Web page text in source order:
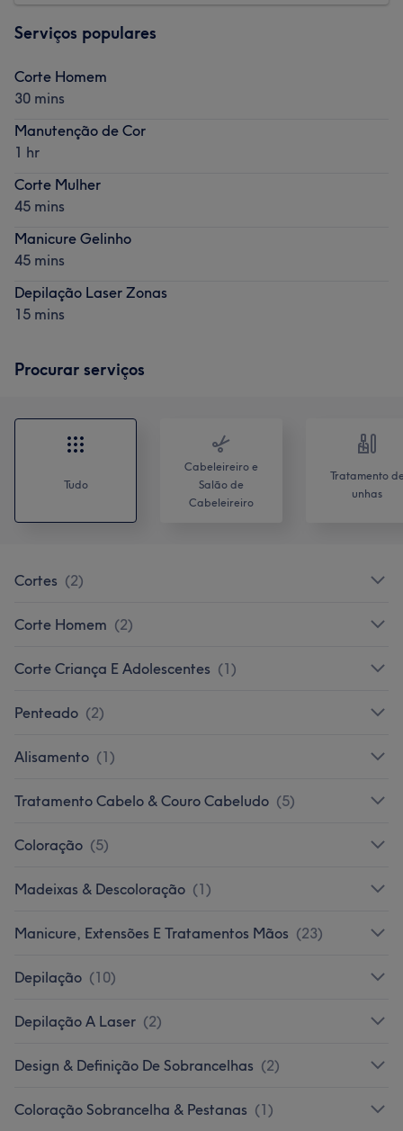
Serviços populares
Corte Homem
30 mins
Manutenção de Cor
1 hr
Corte Mulher
45 mins
Manicure Gelinho
45 mins
Depilação Laser Zonas
15 mins
Procurar serviços
Tudo
Cabeleireiro e
Salão de
Cabeleireiro
Tratamento
unhas
Cortes (2)
Corte Homem (2)
Corte Criança E Adolescentes (1)
Penteado (2)
Alisamento (1)
Tratamento Cabelo & Couro Cabeludo (5)
Coloração (5)
Madeixas & Descoloração (1)
Manicure, Extensões E Tratamentos Mãos (23)
Depilação (10)
Depilação A Laser (2)
Design & Definição De Sobrancelhas (2)
Coloração Sobrancelha & Pestanas (1)